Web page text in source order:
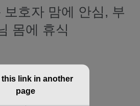
보호자 맘에 안심, 부
몸에 휴식